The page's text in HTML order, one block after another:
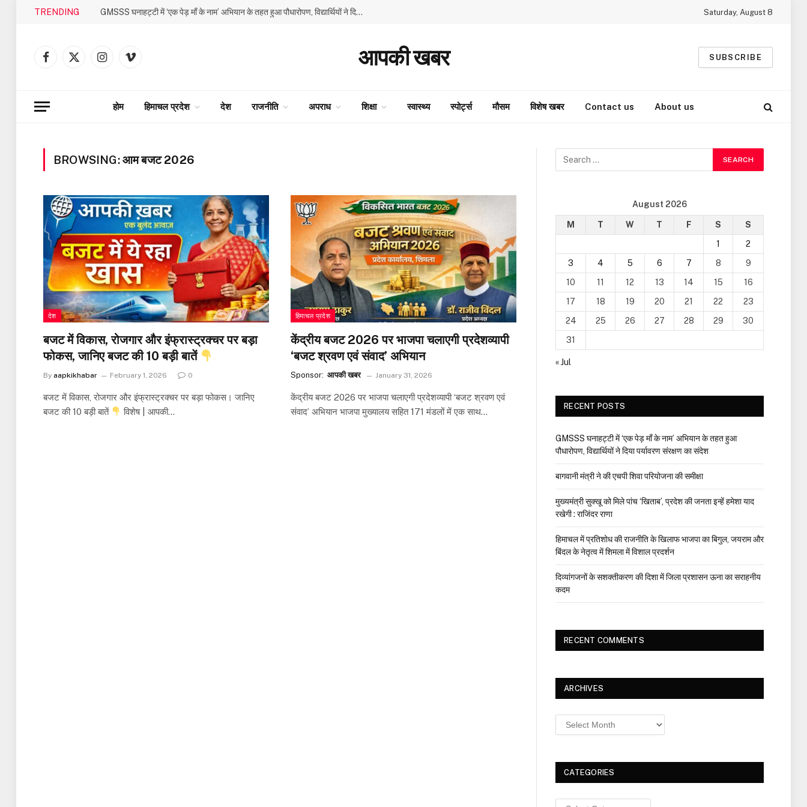
TRENDING GMSSS घनाहट्टी में ‘एक पेड़ माँ के नाम’ अभियान के तहत हुआ पौधारोपण, विद्यार्थियों ने दिया पर्यावरण संरक्षण का संदेश Saturday, August 8
Facebook
X
InstagramVimeo आपकी खबर SUBSCRIBE
होम हिमाचल प्रदेश देश राजनीति अपराध शिक्षा स्वास्थ्य स्पोर्ट्स मौसम विशेष खबर Contact us About us
BROWSING:आम बजट 2026
देश
बजट में विकास, रोजगार और इंफ्रास्ट्रक्चर पर बड़ा
फोकस, जानिए बजट की 10 बड़ी बातें
By aapkikhabar February 1, 2026 0
बजट में विकास, रोजगार और इंफ्रास्ट्रक्चर पर बड़ा फोकस। जानिए
बजट की 10 बड़ी बातें
विशेष | आपकी…
हिमाचल प्रदेश
केंद्रीय बजट 2026 पर भाजपा चलाएगी प्रदेशव्यापी
‘बजट श्रवण एवं संवाद’ अभियान
Sponsor: आपकी खबर January 31, 2026
केंद्रीय बजट 2026 पर भाजपा चलाएगी प्रदेशव्यापी ‘बजट श्रवण एवं
संवाद’ अभियान भाजपा मुख्यालय सहित 171 मंडलों में एक साथ…
August 2026
M T W T F S
S
1
2
3
4 5 6 7 8
9
10
11 12 13 14 15
16
17
18 19 20 21 22
23
24
25 26 27 28 29
30
31
« Jul
RECENT POSTS
GMSSS घनाहट्टी में ‘एक पेड़ माँ के नाम’ अभियान के तहत हुआ
पौधारोपण, विद्यार्थियों ने दिया पर्यावरण संरक्षण का संदेश
बागवानी मंत्री ने की एचपी शिवा परियोजना की समीक्षा
मुख्यमंत्री सुक्खू को मिले पांच ‘खिताब’, प्रदेश की जनता इन्हें हमेशा याद
रखेगी : राजिंदर राणा
हिमाचल में प्रतिशोध की राजनीति के खिलाफ भाजपा का बिगुल, जयराम और
बिंदल के नेतृत्व में शिमला में विशाल प्रदर्शन
दिव्यांगजनों के सशक्तीकरण की दिशा में जिला प्रशासन ऊना का सराहनीय
कदम
RECENT COMMENTS
ARCHIVES
Archives
CATEGORIES
Categories